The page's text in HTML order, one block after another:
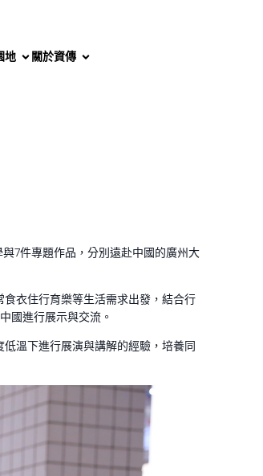
地 關於資傳
7件專題作品，分別遠赴中國的廣州大
衣住行育樂等生活需求出發，結合行
國進行展示與交流。
溫下進行展演與講解的經驗，培養同